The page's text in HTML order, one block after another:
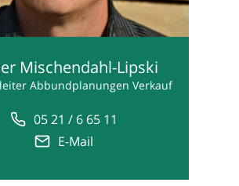
Mischendahl-Lipski
Abbundplanungen Verkauf
05 21 / 6 65 11
E-Mail